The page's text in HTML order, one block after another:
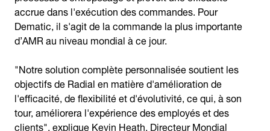
accrue dans l'exécution des commandes. Pour
Dematic, il s'agit de la commande la plus importante
d’AMR au niveau mondial à ce jour.
"Notre solution complète personnalisée soutient les
objectifs de Radial en matière d'amélioration de
l'efficacité, de flexibilité et d'évolutivité, ce qui, à son
tour, améliorera l'expérience des employés et des
clients", explique Kevin Heath, Directeur Mondial